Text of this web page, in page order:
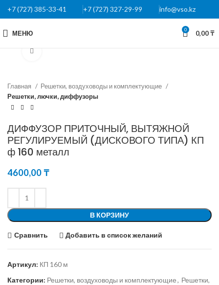
+7 (727) 385-33-41 +7 (727) 327-29-99 info@vso.kz
МЕНЮ 0 0,00₸
Главная
Решетки, воздуховоды и комплектующие
Решетки, лючки, диффузоры
ДИФФУЗОР ПРИТОЧНЫЙ, ВЫТЯЖНОЙ
РЕГУЛИРУЕМЫЙ (ДИСКОВОГО ТИПА) КП
ф 160 металл
4600,00₸
В КОРЗИНУ
Сравнить Добавить в список желаний
Артикул: КП 160 м
Категории: Решетки, воздуховоды и комплектующие, Решетки,